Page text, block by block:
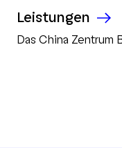
Leistungen
Das China Zentrum